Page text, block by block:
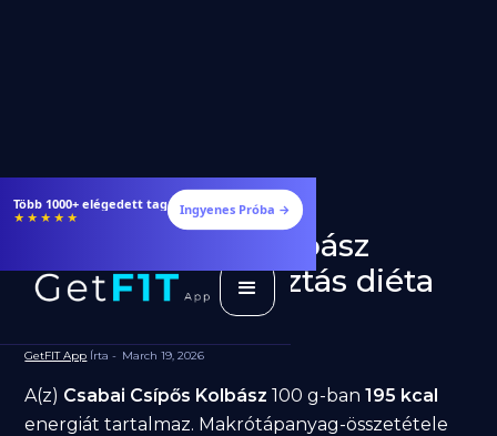
Több 1000+ elégedett tag
★★★★★ Ingyenes Próba →
Csabai Csípős Kolbász
fogyásra: jó választás diéta
GetFIT App Írta - March 19, 2026
A(z) Csabai Csípős Kolbász 100 g-ban195 kcal
energiát tartalmaz. Makrótápanyag-összetétele